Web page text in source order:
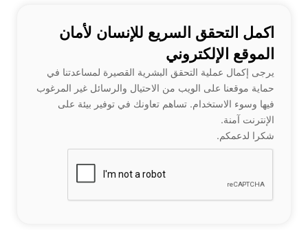
اكمل التحقق السريع للإنسان لأمان
الموقع الإلكتروني
يرجى إكمال عملية التحقق البشرية القصيرة لمساعدتنا في
حماية موقعنا على الويب من الاحتيال والرسائل غير المرغوب
فيها وسوء الاستخدام. تساهم تعاونك في توفير بيئة على
الإنترنت آمنة.
شكرا لدعمكم.